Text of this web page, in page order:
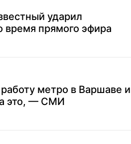
ударил
время прямого эфира
метро в Варшаве и
это, — СМИ